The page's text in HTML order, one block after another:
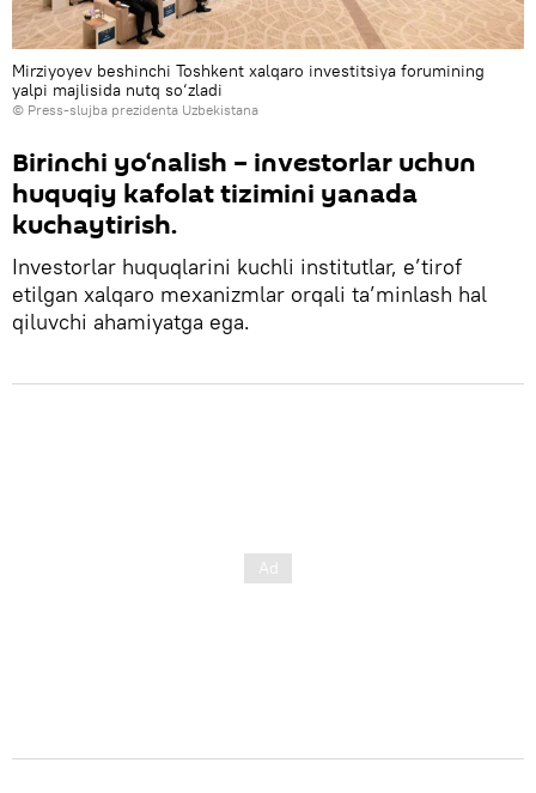
Mirziyoyev beshinchi Toshkent xalqaro investitsiya forumining
yalpi majlisida nutq so‘zladi
© Press-slujba prezidenta Uzbekistana
Birinchi yo‘nalish – investorlar uchun
huquqiy kafolat tizimini yanada
kuchaytirish.
Investorlar huquqlarini kuchli institutlar, e’tirof
etilgan xalqaro mexanizmlar orqali ta’minlash hal
qiluvchi ahamiyatga ega.